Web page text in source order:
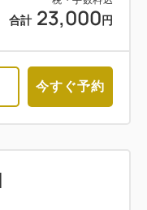
合計 23,000 円
今すぐ予約